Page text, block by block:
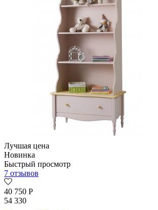
Лучшая цена
Новинка
Быстрый просмотр
7 отзывов
40 750 Р
54 330